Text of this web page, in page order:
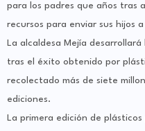
para los padres que años tras
recursos para enviar sus hijos
La alcaldesa Mejía
tras el éxito obtenido por
recolectado más de siete
ediciones.
La primera edición de